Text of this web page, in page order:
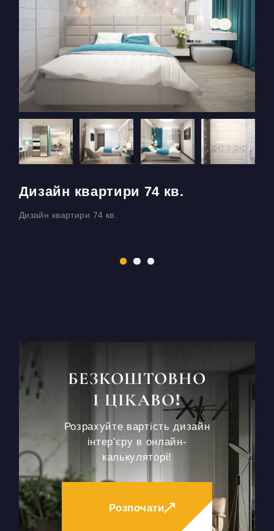
Дизайн квартири 74 кв.
Дизайн квартири 74 кв.
БЕЗКОШТОВНО
І ЦІКАВО!
Розрахуйте вартість дизайн
інтер'єру в онлайн-
калькуляторі!
Розпочати